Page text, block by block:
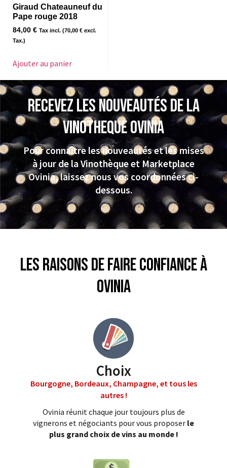
Giraud Chateauneuf du
Pape rouge 2018
84,00 € Tax incl. (70,00 € excl.
Tax.)
Ajouter au panier
Recevez les nouveautés de la
VINOTHEQUE Ovinia
Pour connaître les nouveautés et les mises
à jour de la Vinothèque et Marketplace
Ovinia, laissez nous vos coordonnées ci-
dessous.
Les raisons de faire confiance à
Ovinia
Choix
Bourgogne, Bordeaux, Champagne, et tous les
autres !
Ovinia réunit chaque jour toujours plus de
vignerons et négociants pour vous proposer le
plus grand choix de vins au monde !